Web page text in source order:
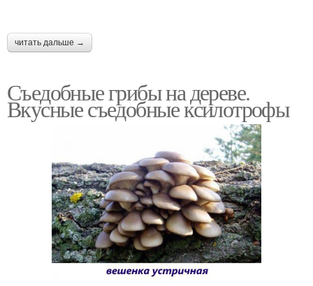
читать дальше →
Съедобные грибы на дереве.
Вкусные съедобные ксилотрофы